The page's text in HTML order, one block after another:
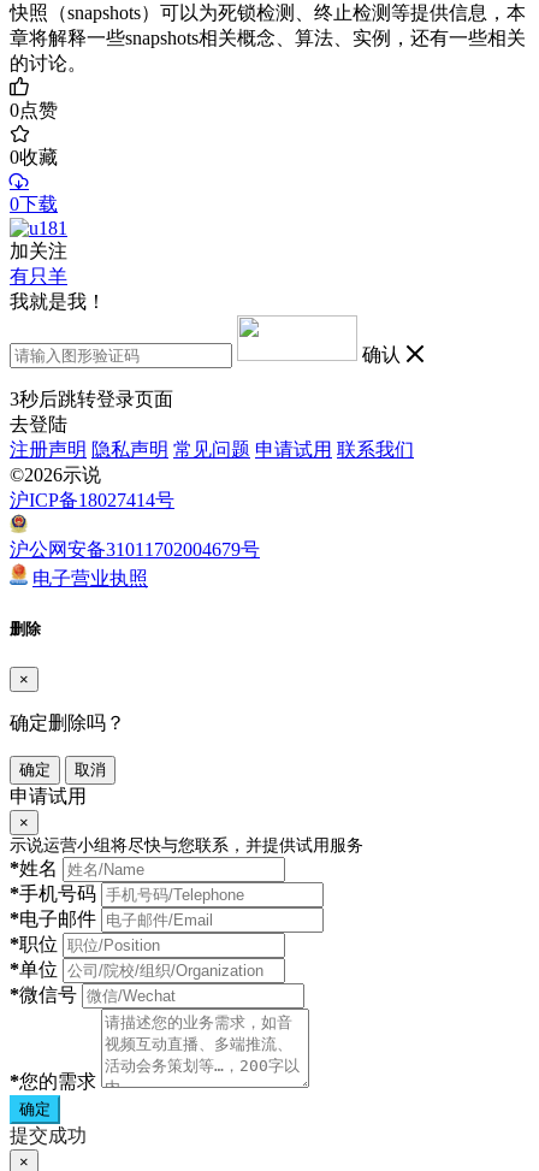
快照（snapshots）可以为死锁检测、终止检测等提供信息，本
章将解释一些snapshots相关概念、算法、实例，还有一些相关
的讨论。
0点赞
0收藏
0下载
加关注
有只羊
我就是我！
确认
3秒后跳转登录页面
去登陆
注册声明 隐私声明 常见问题 申请试用 联系我们
©2026示说
沪ICP备18027414号
沪公网安备31011702004679号
电子营业执照
删除
×
确定删除吗？
确定 取消
申请试用
×
示说运营小组将尽快与您联系，并提供试用服务
*姓名
*手机号码
*电子邮件
*职位
*单位
*微信号
*您的需求
确定
提交成功
×